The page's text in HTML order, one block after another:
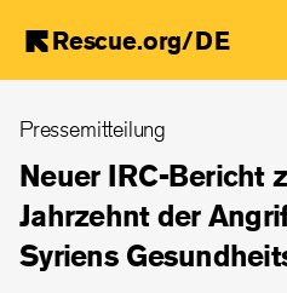
main
content
Rescue.org/DE
Pressemitteilung
Neuer IRC-Bericht
Jahrzehnt der
Syriens